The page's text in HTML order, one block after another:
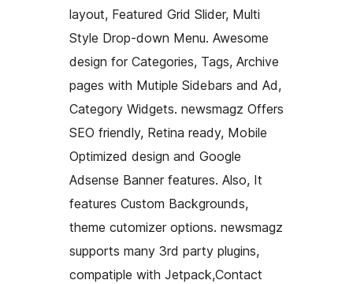
layout, Featured Grid Slider, Multi
Style Drop-down Menu. Awesome
design for Categories, Tags, Archive
pages with Mutiple Sidebars and Ad,
Category Widgets. newsmagz Offers
SEO friendly, Retina ready, Mobile
Optimized design and Google
Adsense Banner features. Also, It
features Custom Backgrounds,
theme cutomizer options. newsmagz
supports many 3rd party plugins,
compatiple with Jetpack,Contact